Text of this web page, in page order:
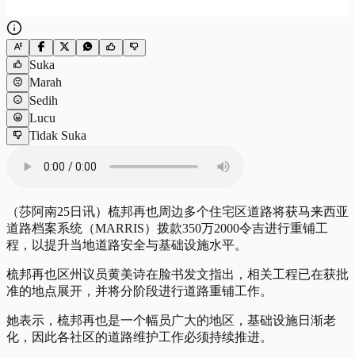
Suka
Marah
Sedih
Lucu
Tidak Suka
（莎阿南25日讯）梳邦再也周边多个住宅区道路将获马来西亚
道路档案系统（MARRIS）拨款350万2000令吉进行重铺工
程，以提升当地道路安全与基础设施水平。
梳邦再也区州议员黄美诗在脸书发文指出，相关工程已在获批
准的地点展开，并将分阶段进行道路重铺工作。
她表示，梳邦再也是一个幅员广大的地区，基础设施日渐老
化，因此各社区的道路维护工作必须持续推进。